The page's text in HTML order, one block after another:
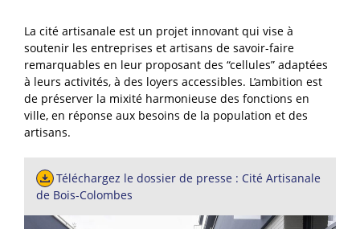
La cité artisanale est un projet innovant qui vise à
soutenir les entreprises et artisans de savoir-faire
remarquables en leur proposant des “cellules” adaptées
à leurs activités, à des loyers accessibles. L’ambition est
de préserver la mixité harmonieuse des fonctions en
ville, en réponse aux besoins de la population et des
artisans.
Téléchargez le dossier de presse : Cité Artisanale
de Bois-Colombes